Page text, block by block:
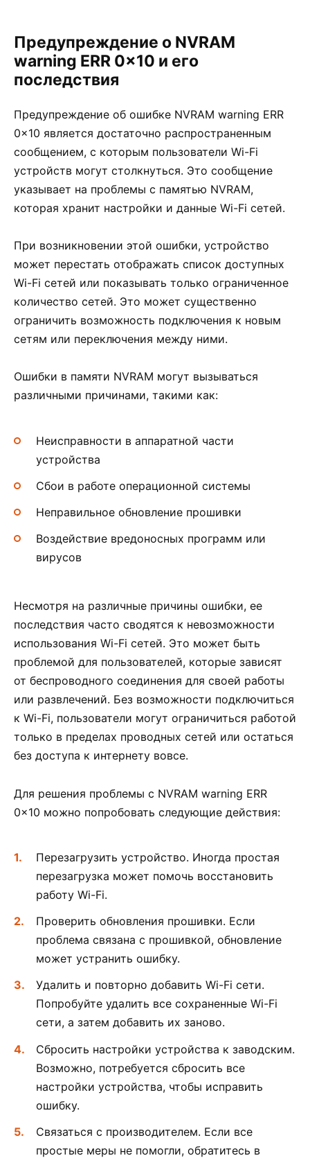
Предупреждение о NVRAM
warning ERR 0x10 и его
последствия
Предупреждение об ошибке NVRAM warning ERR
0x10 является достаточно распространенным
сообщением, с которым пользователи Wi-Fi
устройств могут столкнуться. Это сообщение
указывает на проблемы с памятью NVRAM,
которая хранит настройки и данные Wi-Fi сетей.
При возникновении этой ошибки, устройство
может перестать отображать список доступных
Wi-Fi сетей или показывать только ограниченное
количество сетей. Это может существенно
ограничить возможность подключения к новым
сетям или переключения между ними.
Ошибки в памяти NVRAM могут вызываться
различными причинами, такими как:
Неисправности в аппаратной части
устройства
Сбои в работе операционной системы
Неправильное обновление прошивки
Воздействие вредоносных программ или
вирусов
Несмотря на различные причины ошибки, ее
последствия часто сводятся к невозможности
использования Wi-Fi сетей. Это может быть
проблемой для пользователей, которые зависят
от беспроводного соединения для своей работы
или развлечений. Без возможности подключиться
к Wi-Fi, пользователи могут ограничиться работой
только в пределах проводных сетей или остаться
без доступа к интернету вовсе.
Для решения проблемы с NVRAM warning ERR
0x10 можно попробовать следующие действия:
Перезагрузить устройство. Иногда простая
перезагрузка может помочь восстановить
работу Wi-Fi.
Проверить обновления прошивки. Если
проблема связана с прошивкой, обновление
может устранить ошибку.
Удалить и повторно добавить Wi-Fi сети.
Попробуйте удалить все сохраненные Wi-Fi
сети, а затем добавить их заново.
Сбросить настройки устройства к заводским.
Возможно, потребуется сбросить все
настройки устройства, чтобы исправить
ошибку.
Связаться с производителем. Если все
простые меры не помогли, обратитесь в